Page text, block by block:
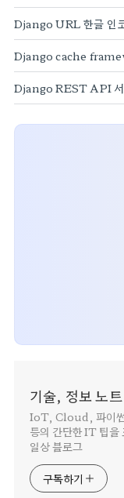
기술, 정보 노트
IoT, Cloud, 파이
등의 간단한 IT 팁을
일상 블로그
구독하기